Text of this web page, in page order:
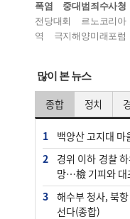
폭염 중대범죄수사청
전당대회
르노코리아
역
극지해양미래포럼
많이 본 뉴스
종합 정치
1
백양산 고지대
2
경위 이하 경찰
망…檢 기피와 대
3
해수부 청사, 북
선다(종합)